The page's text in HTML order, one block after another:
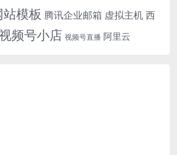
站模板 腾讯企业邮箱 虚拟主机西
频号小店 视频号直播 阿里云